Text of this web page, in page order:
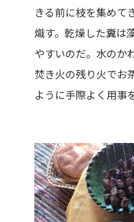
きる前に枝を集めて
熾す。乾燥した糞は
やすいのだ。水のか
焚き火の残り火でお
ように手際よく用事